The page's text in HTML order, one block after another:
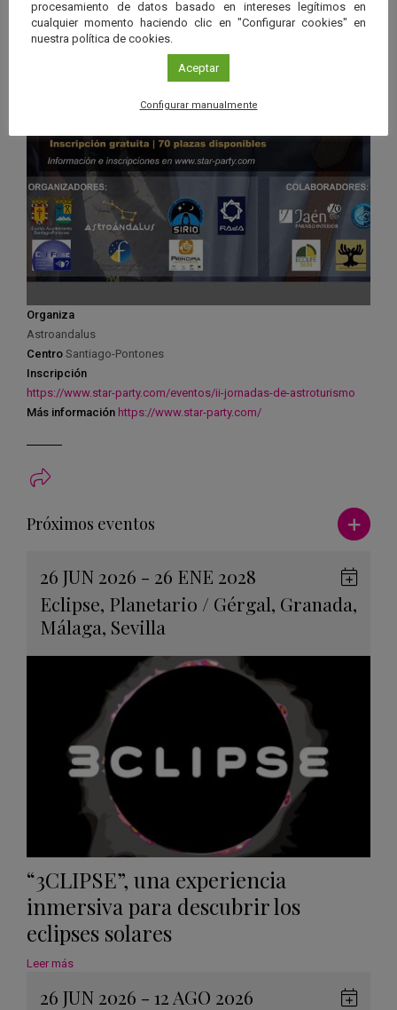
Organiza
Astroandalus
Centro Santiago-Pontones
Inscripción
https://www.star-party.com/eventos/ii-jornadas-de-astroturismo
Más información https://www.star-party.com/
Próximos eventos Ver más
26 JUN 2026 - 26 ENE 2028
Eclipse, Planetario / Gérgal, Granada,
Málaga, Sevilla
en
“3CLIPSE”, una experiencia
inmersiva para descubrir los
eclipses solares
Leer más
26 JUN 2026 - 12 AGO 2026
procesamiento de datos basado en intereses legítimos en
cualquier momento haciendo clic en "Configurar cookies" en
nuestra política de cookies.
Aceptar
Configurar manualmente